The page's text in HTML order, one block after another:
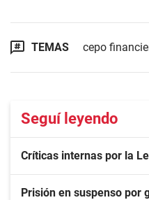
TEMAS cepo
Seguí leyendo
Críticas internas por la
Prisión en suspenso por